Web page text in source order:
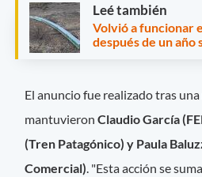
Leé también
Volvió a funcionar
después de un año
El anuncio fue realizado tras
mantuvieronClaudio García
(Tren Patagónico) y Paula
Comercial). "Esta acción se